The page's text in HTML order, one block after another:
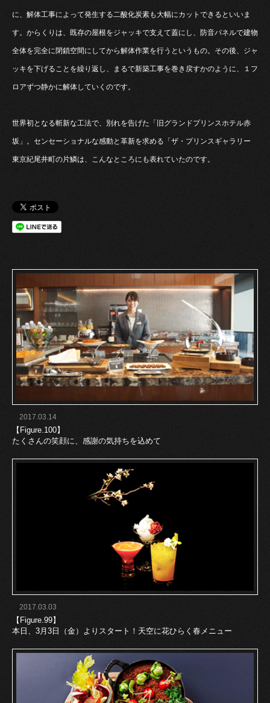
に、解体工事によって発生する二酸化炭素も大幅にカットできるといいま
す。からくりは、既存の屋根をジャッキで支えて蓋にし、防音パネルで建物
全体を完全に閉鎖空間にしてから解体作業を行うというもの。その後、ジャ
ッキを下げることを繰り返し、まるで新築工事を巻き戻すかのように、１フ
ロアずつ静かに解体していくのです。
世界初となる斬新な工法で、別れを告げた「旧グランドプリンスホテル赤
坂」。センセーショナルな感動と革新を求める「ザ・プリンスギャラリー
東京紀尾井町の片鱗は、こんなところにも表れていたのです。
2017.03.14
【Figure.100】
たくさんの笑顔に、感謝の気持ちを込めて
2017.03.03
【Figure.99】
本日、3月3日（金）よりスタート！天空に花ひらく春メニュー